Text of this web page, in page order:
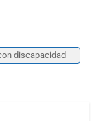
discapacidad